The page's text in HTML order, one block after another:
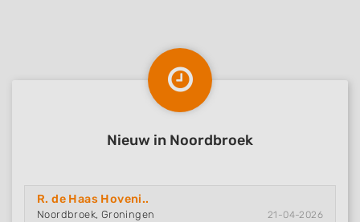
Nieuw in Noordbroek
R. de Haas Hoveni..
Noordbroek, Groningen 21-04-2026